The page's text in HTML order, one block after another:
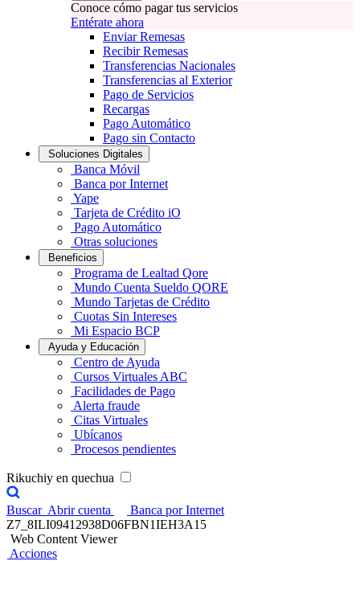
Conoce cómo pagar tus servicios
Entérate ahora
Enviar Remesas
Recibir Remesas
Transferencias Nacionales
Transferencias al Exterior
Pago de Servicios
Recargas
Pago Automático
Pago sin Contacto
Soluciones Digitales
Banca Móvil
Banca por Internet
Yape
Tarjeta de Crédito iO
Pago Automático
Otras soluciones
Beneficios
Programa de Lealtad Qore
Mundo Cuenta Sueldo QORE
Mundo Tarjetas de Crédito
Cuotas Sin Intereses
Mi Espacio BCP
Ayuda y Educación
Centro de Ayuda
Cursos Virtuales ABC
Facilidades de Pago
Alerta fraude
Citas Virtuales
Ubícanos
Procesos pendientes
Rikuchiy en quechua
Buscar Abrir cuenta
Banca por Internet
Z7_8ILI09412938D06FBN1IEH3A15
Web Content Viewer
Acciones